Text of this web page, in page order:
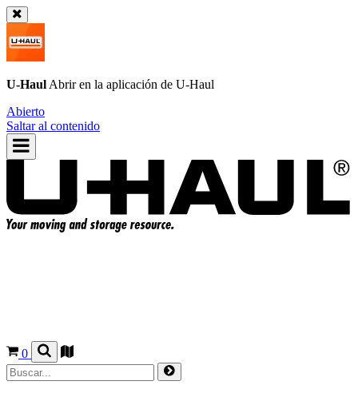
U-Haul Abrir en la aplicación de U-Haul
Abierto
Saltar al contenido
0